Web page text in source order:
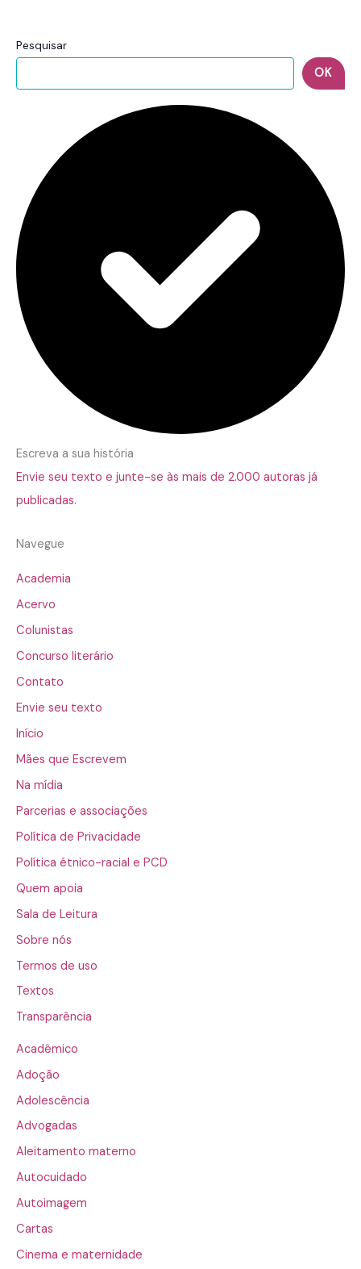
Pesquisar
OK
Escreva a sua história
Envie seu texto e junte-se às mais de 2.000 autoras já
publicadas.
Navegue
Academia
Acervo
Colunistas
Concurso literário
Contato
Envie seu texto
Início
Mães que Escrevem
Na mídia
Parcerias e associações
Política de Privacidade
Política étnico-racial e PCD
Quem apoia
Sala de Leitura
Sobre nós
Termos de uso
Textos
Transparência
Acadêmico
Adoção
Adolescência
Advogadas
Aleitamento materno
Autocuidado
Autoimagem
Cartas
Cinema e maternidade